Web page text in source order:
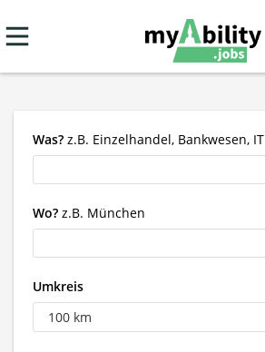
Was? z.B. Einzelhandel, Bankwesen, IT
Wo? z.B. München
Umkreis